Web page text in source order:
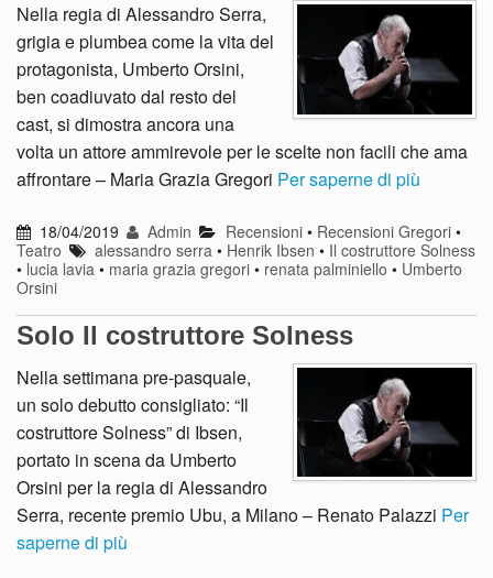
Nella regia di Alessandro Serra,
grigia e plumbea come la vita del
protagonista, Umberto Orsini,
ben coadiuvato dal resto del
cast, si dimostra ancora una
volta un attore ammirevole per le scelte non facili che ama
affrontare – Maria Grazia Gregori Per saperne di più
18/04/2019 Admin Recensioni• Recensioni Gregori•
Teatro
alessandro serra • Henrik Ibsen • Il costruttore Solness
• lucia lavia • maria grazia gregori • renata palminiello • Umberto
Orsini
Solo Il costruttore Solness
Nella settimana pre-pasquale,
un solo debutto consigliato: “Il
costruttore Solness” di Ibsen,
portato in scena da Umberto
Orsini per la regia di Alessandro
Serra, recente premio Ubu, a Milano – Renato Palazzi Per
saperne di più